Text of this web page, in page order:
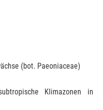
(bot. Paeoniaceae)
Klimazonen in